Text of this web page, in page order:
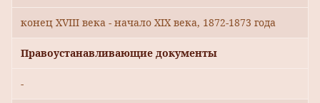
конец XVIII века - начало XIX века, 1872-1873 года
Правоустанавливающие документы
-